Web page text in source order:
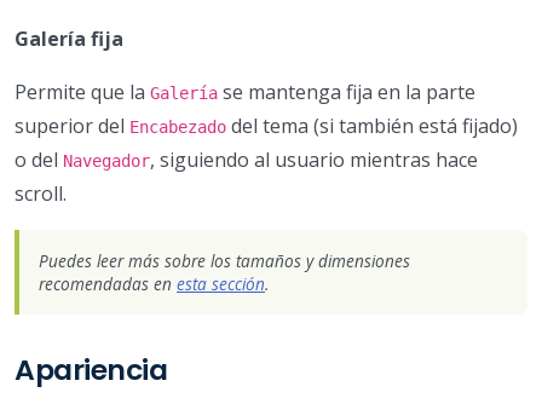
Galería fija
Permite que la Galería se mantenga fija en la parte
superior del Encabezado del tema (si también está fijado)
o del Navegador, siguiendo al usuario mientras hace
scroll.
Puedes leer más sobre los tamaños y dimensiones
recomendadas en esta sección.
Apariencia